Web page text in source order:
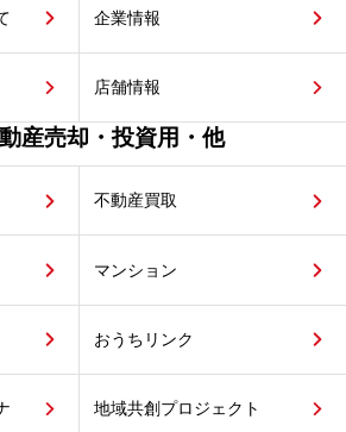
企業情報
店舗情報
産売却・投資用・他
不動産買取
マンション
おうちリンク
地域共創プロジェクト